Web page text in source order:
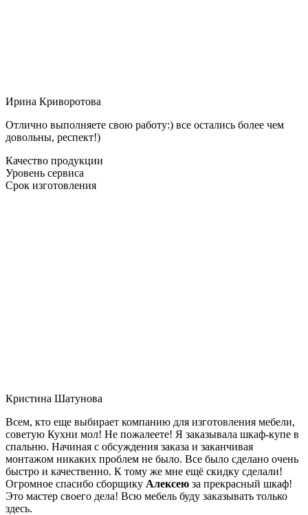
Ирина Криворотова
Отлично выполняете свою работу:) все остались более чем
довольны, респект!)
Качество продукции
Уровень сервиса
Срок изготовления
Кристина Шатунова
Всем, кто еще выбирает компанию для изготовления мебели,
советую Кухни мол! Не пожалеете! Я заказывала шкаф-купе в
спальню. Начиная с обсуждения заказа и заканчивая
монтажом никаких проблем не было. Все было сделано очень
быстро и качественно. К тому же мне ещё скидку сделали!
Огромное спасибо сборщику Алексею за прекрасный шкаф!
Это мастер своего дела! Всю мебель буду заказывать только
здесь.